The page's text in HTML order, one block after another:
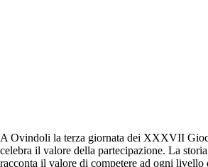
A Ovindoli la terza giornata dei XXXVII
celebra il valore della partecipazione. La
racconta il valore di competere ad ogni livello